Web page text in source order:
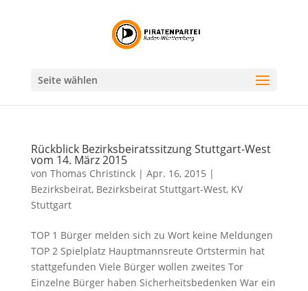
Seite wählen
Rückblick Bezirksbeiratssitzung Stuttgart-West
vom 14. März 2015
von Thomas Christinck| Apr. 16, 2015 |
Bezirksbeirat, Bezirksbeirat Stuttgart-West, KV
Stuttgart
TOP 1 Bürger melden sich zu Wort keine Meldungen
TOP 2 Spielplatz Hauptmannsreute Ortstermin hat
stattgefunden Viele Bürger wollen zweites Tor
Einzelne Bürger haben Sicherheitsbedenken War ein